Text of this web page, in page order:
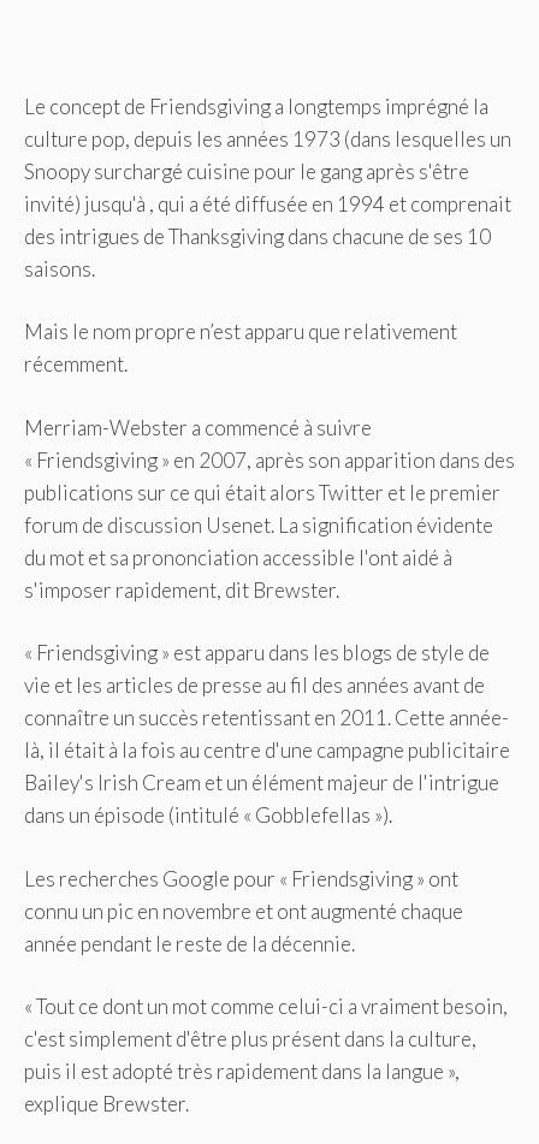
Le concept de Friendsgiving a longtemps imprégné la
culture pop, depuis les années 1973 (dans lesquelles un
Snoopy surchargé cuisine pour le gang après s'être
invité) jusqu'à , qui a été diffusée en 1994 et comprenait
des intrigues de Thanksgiving dans chacune de ses 10
saisons.
Mais le nom propre n’est apparu que relativement
récemment.
Merriam-Webster a commencé à suivre
« Friendsgiving » en 2007, après son apparition dans des
publications sur ce qui était alors Twitter et le premier
forum de discussion Usenet. La signification évidente
du mot et sa prononciation accessible l'ont aidé à
s'imposer rapidement, dit Brewster.
« Friendsgiving » est apparu dans les blogs de style de
vie et les articles de presse au fil des années avant de
connaître un succès retentissant en 2011. Cette année-
là, il était à la fois au centre d'une campagne publicitaire
Bailey's Irish Cream et un élément majeur de l'intrigue
dans un épisode (intitulé « Gobblefellas »).
Les recherches Google pour « Friendsgiving » ont
connu un pic en novembre et ont augmenté chaque
année pendant le reste de la décennie.
« Tout ce dont un mot comme celui-ci a vraiment besoin,
c'est simplement d'être plus présent dans la culture,
puis il est adopté très rapidement dans la langue »,
explique Brewster.